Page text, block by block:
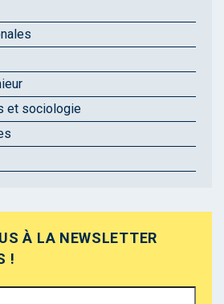
et sociologie
À LA NEWSLETTER
!